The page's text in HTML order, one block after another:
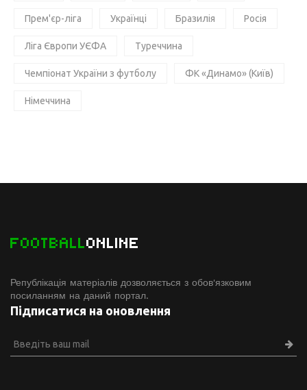
Прем'єр-ліга Українці Бразилія Росія
Ліга Європи УЄФА Туреччина
Чемпіонат України з футболу ФК «Динамо» (Київ)
Німеччина
FOOTBALLONLINE
Републікація матеріалів дозволяється з обов'язковим
посиланням на даний портал.
Підписатися на оновлення